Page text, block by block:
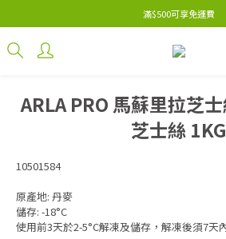
滿$500可享免運費
ARLA PRO 馬蘇里拉芝
芝士絲 1KG
10501584
原產地: 丹麥
儲存: -18°C
使用前3天於2-5°C解凍及儲存，解凍後須7天